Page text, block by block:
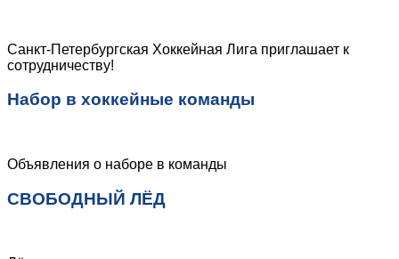
Санкт-Петербургская Хоккейная Лига приглашает к
сотрудничеству!
Набор в хоккейные команды
Объявления о наборе в команды
СВОБОДНЫЙ ЛЁД